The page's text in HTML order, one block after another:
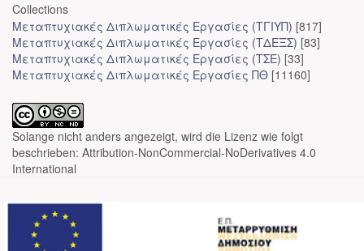
Collections
Μεταπτυχιακές Διπλωματικές Εργασίες (ΤΓΙΥΠ) [817]
Μεταπτυχιακές Διπλωματικές Εργασίες (ΤΔΕΞΣ) [83]
Μεταπτυχιακές Διπλωματικές Εργασίες (ΤΣΕ) [33]
Μεταπτυχιακές Διπλωματικές Εργασίες ΠΘ [11160]
Solange nicht anders angezeigt, wird die Lizenz wie folgt
beschrieben: Attribution-NonCommercial-NoDerivatives 4.0
International